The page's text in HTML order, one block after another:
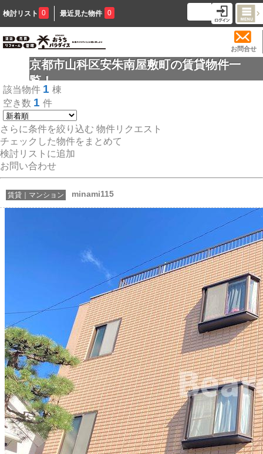
検討リスト 0 最近見た物件 0
お問合せ
京都市山科区安朱南屋敷町の賃貸物件一
覧！
該当物件 1 棟
空き数 1 件
さらに条件を絞り込む 物件リクエスト
チェックした物件をまとめて
検討リストに追加
お問い合わせ
賃貸｜マンション minami115